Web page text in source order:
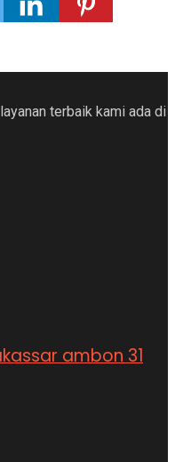
terbaik kami ada di
ambon 31